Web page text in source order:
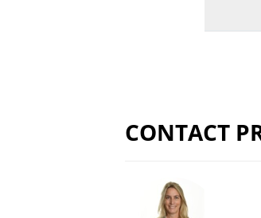
CONTACT